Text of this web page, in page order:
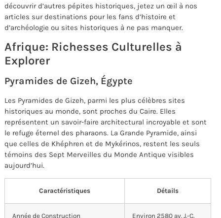
découvrir d’autres pépites historiques, jetez un œil à nos
articles sur destinations pour les fans d’histoire et
d’archéologie ou sites historiques à ne pas manquer.
Afrique: Richesses Culturelles à
Explorer
Pyramides de Gizeh, Égypte
Les Pyramides de Gizeh, parmi les plus célèbres sites
historiques au monde, sont proches du Caire. Elles
représentent un savoir-faire architectural incroyable et sont
le refuge éternel des pharaons. La Grande Pyramide, ainsi
que celles de Khéphren et de Mykérinos, restent les seuls
témoins des Sept Merveilles du Monde Antique visibles
aujourd’hui.
Caractéristiques Détails
Année de Construction Environ 2580 av. J.-C.